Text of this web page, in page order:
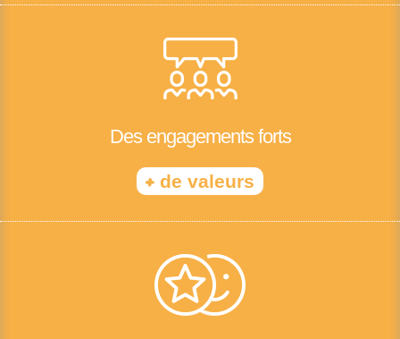
Des engagements forts
+ de valeurs